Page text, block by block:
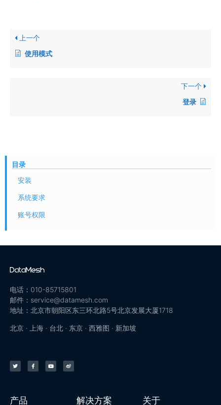
上一个
使用模式
下一个
登录
目录
安装
系统要求
账号权限
电话：010-85715801
邮件：service@datamesh.com
地址：北京市朝阳区东三环北路5号北京发展大厦1718
北京 · 上海 · 台北 · 东京 · 西雅图 · 新加坡
产品 解决方案 关于